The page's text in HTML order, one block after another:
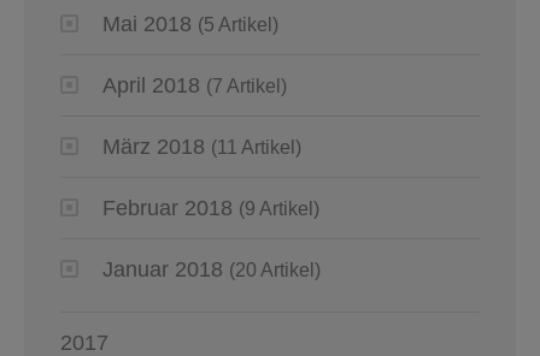
Mai 2018 (5 Artikel)
April 2018 (7 Artikel)
März 2018 (11 Artikel)
Februar 2018 (9 Artikel)
Januar 2018 (20 Artikel)
2017